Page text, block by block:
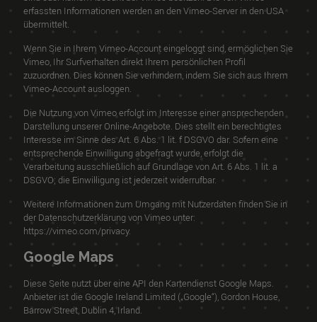
erfassten Informationen werden an den Vimeo-Server in den USA
übermittelt.
Wenn Sie in Ihrem Vimeo-Account eingeloggt sind, ermöglichen Sie
Vimeo, Ihr Surfverhalten direkt Ihrem persönlichen Profil
zuzuordnen. Dies können Sie verhindern, indem Sie sich aus Ihrem
Vimeo-Account ausloggen.
Die Nutzung von Vimeo erfolgt im Interesse einer ansprechenden
Darstellung unserer Online-Angebote. Dies stellt ein berechtigtes
Interesse im Sinne des Art. 6 Abs. 1 lit. f DSGVO dar. Sofern eine
entsprechende Einwilligung abgefragt wurde, erfolgt die
Verarbeitung ausschließlich auf Grundlage von Art. 6 Abs. 1 lit. a
DSGVO; die Einwilligung ist jederzeit widerrufbar.
Weitere Informationen zum Umgang mit Nutzerdaten finden Sie in
der Datenschutzerklärung von Vimeo unter:
https://vimeo.com/privacy.
Google Maps
Diese Seite nutzt über eine API den Kartendienst Google Maps.
Anbieter ist die Google Ireland Limited („Google“), Gordon House,
Barrow Street, Dublin 4, Irland.